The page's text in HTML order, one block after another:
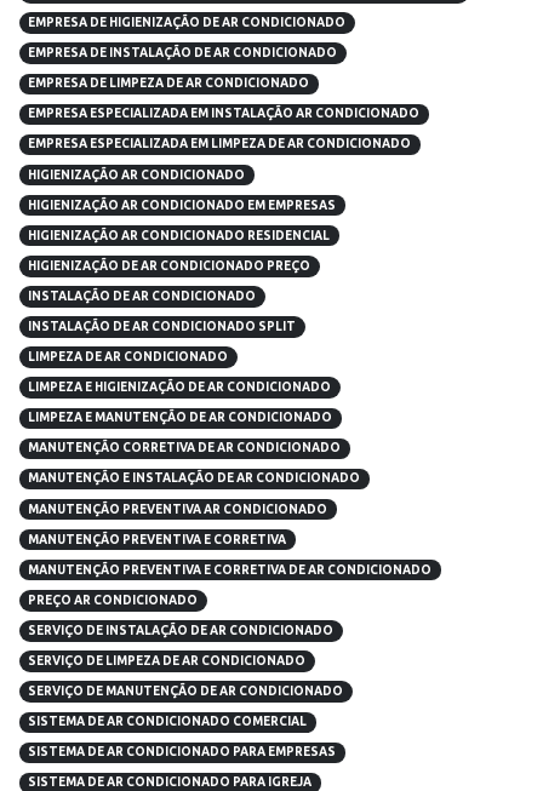
EMPRESA DE HIGIENIZAÇÃO DE AR CONDICIONADO
EMPRESA DE INSTALAÇÃO DE AR CONDICIONADO
EMPRESA DE LIMPEZA DE AR CONDICIONADO
EMPRESA ESPECIALIZADA EM INSTALAÇÃO AR CONDICIONADO
EMPRESA ESPECIALIZADA EM LIMPEZA DE AR CONDICIONADO
HIGIENIZAÇÃO AR CONDICIONADO
HIGIENIZAÇÃO AR CONDICIONADO EM EMPRESAS
HIGIENIZAÇÃO AR CONDICIONADO RESIDENCIAL
HIGIENIZAÇÃO DE AR CONDICIONADO PREÇO
INSTALAÇÃO DE AR CONDICIONADO
INSTALAÇÃO DE AR CONDICIONADO SPLIT
LIMPEZA DE AR CONDICIONADO
LIMPEZA E HIGIENIZAÇÃO DE AR CONDICIONADO
LIMPEZA E MANUTENÇÃO DE AR CONDICIONADO
MANUTENÇÃO CORRETIVA DE AR CONDICIONADO
MANUTENÇÃO E INSTALAÇÃO DE AR CONDICIONADO
MANUTENÇÃO PREVENTIVA AR CONDICIONADO
MANUTENÇÃO PREVENTIVA E CORRETIVA
MANUTENÇÃO PREVENTIVA E CORRETIVA DE AR CONDICIONADO
PREÇO AR CONDICIONADO
SERVIÇO DE INSTALAÇÃO DE AR CONDICIONADO
SERVIÇO DE LIMPEZA DE AR CONDICIONADO
SERVIÇO DE MANUTENÇÃO DE AR CONDICIONADO
SISTEMA DE AR CONDICIONADO COMERCIAL
SISTEMA DE AR CONDICIONADO PARA EMPRESAS
SISTEMA DE AR CONDICIONADO PARA IGREJA